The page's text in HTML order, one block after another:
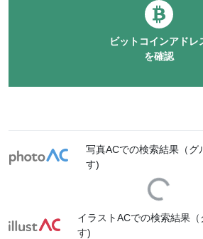
ビットコインアドレ
を確認
写真ACでの検索結果（グ
す)
Loading...
イラストACでの検索結果
す)